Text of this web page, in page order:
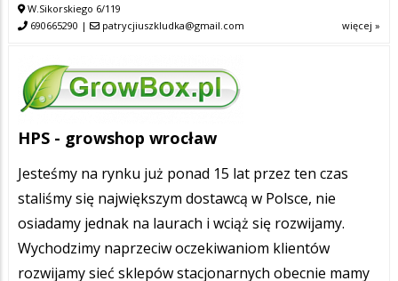
W.Sikorskiego 6/119
690665290 | patrycjiuszkludka@gmail.com więcej »
HPS - growshop wrocław
Jesteśmy na rynku już ponad 15 lat przez ten czas
staliśmy się największym dostawcą w Polsce, nie
osiadamy jednak na laurach i wciąż się rozwijamy.
Wychodzimy naprzeciw oczekiwaniom klientów
rozwijamy sieć sklepów stacjonarnych obecnie mamy